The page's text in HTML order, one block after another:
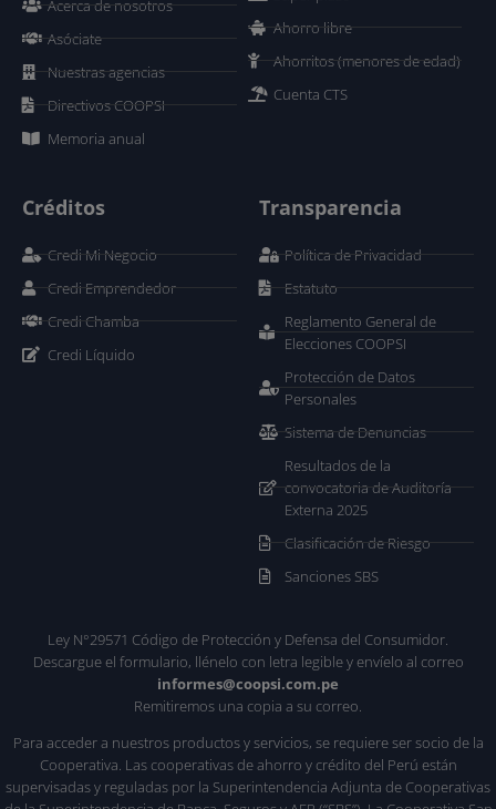
Acerca de nosotros
Asóciate
Nuestras agencias
Directivos COOPSI
Memoria anual
Ahorro libre
Ahorritos (menores de edad)
Cuenta CTS
Créditos
Credi Mi Negocio
Credi Emprendedor
Credi Chamba
Credi Líquido
Transparencia
Política de Privacidad
Estatuto
Reglamento General de
Elecciones COOPSI
Protección de Datos
Personales
Sistema de Denuncias
Resultados de la
convocatoria de Auditoría
Externa 2025
Clasificación de Riesgo
Sanciones SBS
Ley N°29571 Código de Protección y Defensa del Consumidor.
Descargue el formulario, llénelo con letra legible y envíelo al correo
informes@coopsi.com.pe
Remitiremos una copia a su correo.
Para acceder a nuestros productos y servicios, se requiere ser socio de la
Cooperativa. Las cooperativas de ahorro y crédito del Perú están
supervisadas y reguladas por la Superintendencia Adjunta de Cooperativas